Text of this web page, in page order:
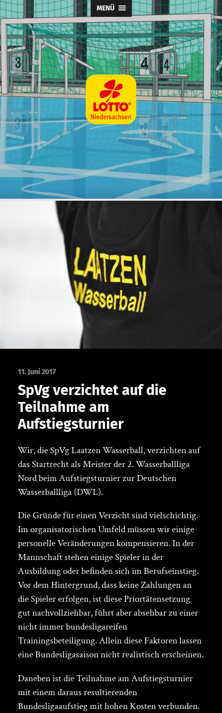
MENÜ
Wasserball
@
11. Juni 2017
SpVg verzichtet auf die
Teilnahme am
Aufstiegsturnier
Wir, die SpVg Laatzen Wasserball, verzichten auf
das Startrecht als Meister der 2. Wasserballliga
Nord beim Aufstiegsturnier zur Deutschen
Wasserballliga (DWL).
Die Gründe für einen Verzicht sind vielschichtig.
Im organisatorischen Umfeld müssen wir einige
personelle Veränderungen kompensieren. In der
Mannschaft stehen einige Spieler in der
Ausbildung oder befinden sich im Berufseinstieg.
Vor dem Hintergrund, dass keine Zahlungen an
die Spieler erfolgen, ist diese Priortätensetzung
gut nachvollziehbar, führt aber absehbar zu einer
nicht immer bundesligareifen
Trainingsbeteiligung. Allein diese Faktoren lassen
eine Bundesligasaison nicht realistisch erscheinen.
Daneben ist die Teilnahme am Aufstiegsturnier
mit einem daraus resultierenden
Bundesligaaufstieg mit hohen Kosten verbunden.